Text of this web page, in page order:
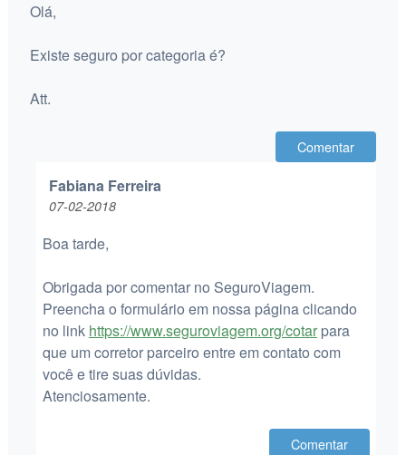
Olá,
Existe seguro por categoria é?
Att.
Comentar
Fabiana Ferreira
07-02-2018
Boa tarde,
Obrigada por comentar no SeguroViagem.
Preencha o formulário em nossa página clicando
no link https://www.seguroviagem.org/cotarpara
que um corretor parceiro entre em contato com
você e tire suas dúvidas.
Atenciosamente.
Comentar